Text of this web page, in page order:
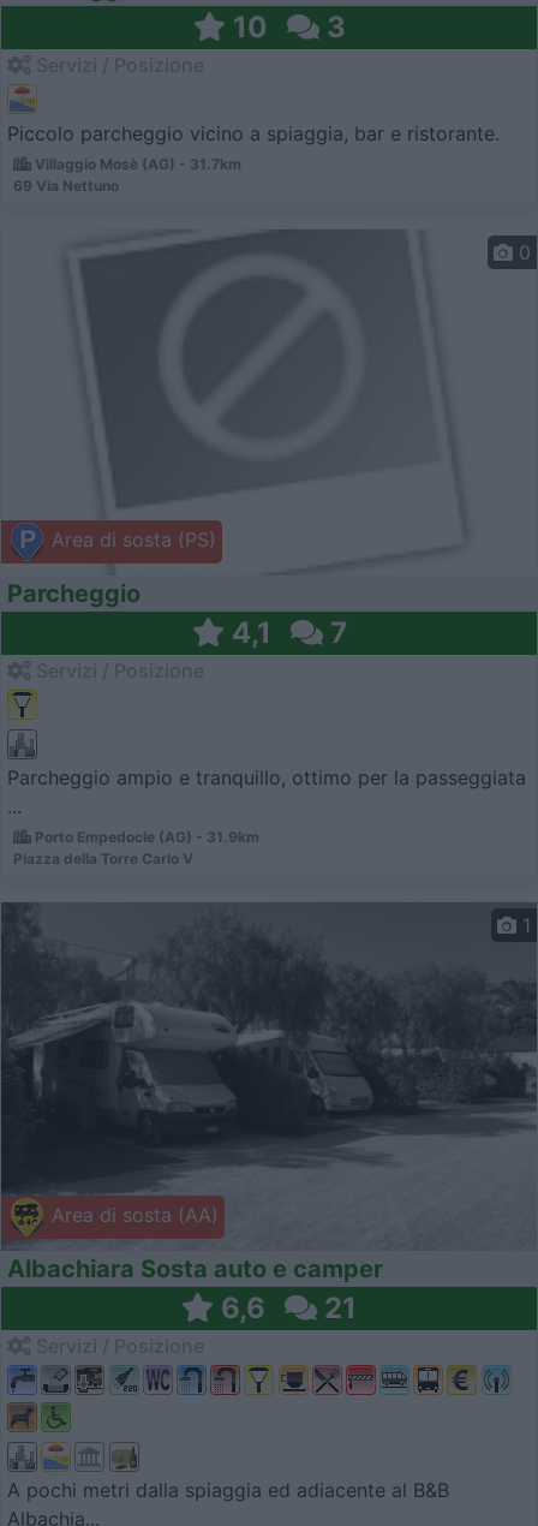
10 3
Piccolo parcheggio vicino a spiaggia, bar e ristorante.
Villaggio Mosè (AG) - 31.7km
69 Via Nettuno
Area di sosta (PS)
0
Parcheggio
4,1 7
Parcheggio ampio e tranquillo, ottimo per la passeggiata
...
Porto Empedocle (AG) - 31.9km
Piazza della Torre Carlo V
Area di sosta (AA)
1
Albachiara Sosta auto e camper
6,6 21
A pochi metri dalla spiaggia ed adiacente al B&B
Albachia...